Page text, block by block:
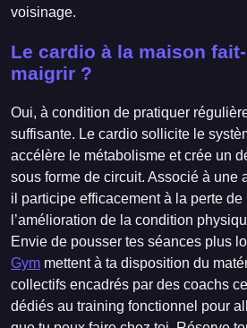
voisinage.
Le cardio à la maison
maigrir ?
Oui, à condition de pratiquer
suffisante. Le cardio sollicite le
accélère le métabolisme et crée un
sous forme de circuit. Associé à une
il participe efficacement à la perte de
l’amélioration de la condition
Envie de pousser tes séances plus
Gym mettent à ta disposition du
collectifs encadrés par des coachs
dédiés au training fonctionnel pour